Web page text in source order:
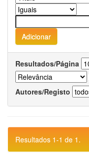
Resultados/Página
Autores/Registo
Resultados 1-1 de 1.